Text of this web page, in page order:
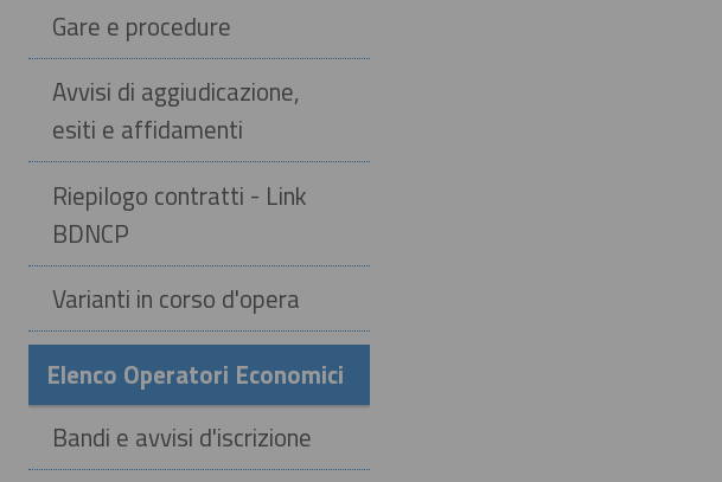
Gare e procedure
Avvisi di aggiudicazione,
esiti e affidamenti
Riepilogo contratti - Link
BDNCP
Varianti in corso d'opera
Elenco Operatori Economici
Bandi e avvisi d'iscrizione